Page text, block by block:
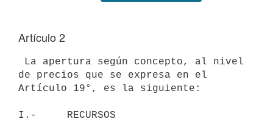
Artículo 2
de precios que se expresa en el
Artículo 19°, es la siguiente:
I.-     RECURSOS